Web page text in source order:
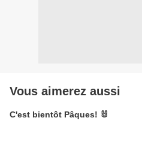
Vous aimerez aussi
C'est bientôt Pâques! 🐰